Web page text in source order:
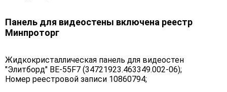
Панель для видеостены включена реестр
Минпроторг
Жидкокристаллическая панель для видеостен
"Элитборд" BE-55F7 (34721923.463349.002-06);
Номер реестровой записи 10860794;